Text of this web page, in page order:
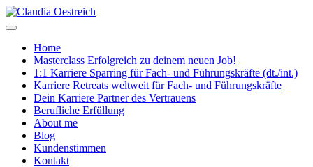
Home
Masterclass Erfolgreich zu deinem neuen Job!
1:1 Karriere Sparring für Fach- und Führungskräfte (dt./int.)
Karriere Retreats weltweit für Fach- und Führungskräfte
Dein Karriere Partner des Vertrauens
Berufliche Erfüllung
About me
Blog
Kundenstimmen
Kontakt